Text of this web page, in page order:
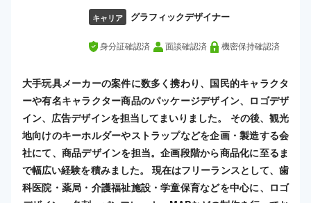
キャリア グラフィックデザイナー
身分証確認済 面談確認済 機密保持確認済
大手玩具メーカーの案件に数多く携わり、国民的キャラクタ
ーや有名キャラクター商品のパッケージデザイン、ロゴデザ
イン、広告デザインを担当してまいりました。 その後、観光
地向けのキーホルダーやストラップなどを企画・製造する会
社にて、商品デザインを担当。企画段階から商品化に至るま
で幅広い経験を積みました。 現在はフリーランスとして、歯
科医院・薬局・介護福祉施設・学童保育などを中心に、ロゴ